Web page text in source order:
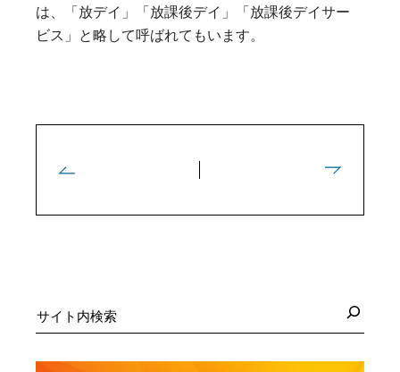
は、「放デイ」「放課後デイ」「放課後デイサー
ビス」と略して呼ばれてもいます。
索